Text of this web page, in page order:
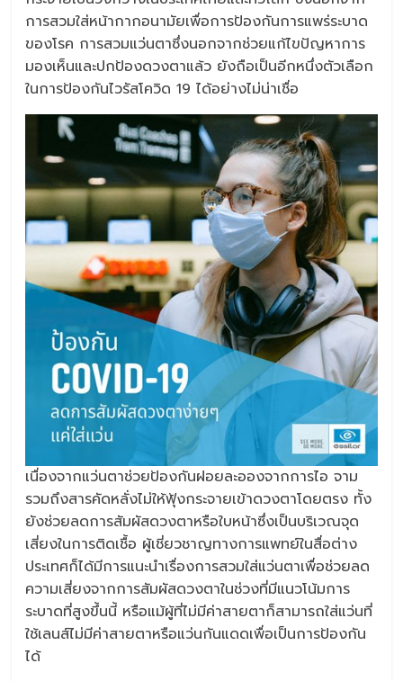
การสวมใส่หน้ากากอนามัยเพื่อการป้องกันการแพร่ระบาด
ของโรค การสวมแว่นตาซึ่งนอกจากช่วยแก้ไขปัญหาการ
มองเห็นและปกป้องดวงตาแล้ว ยังถือเป็นอีกหนึ่งตัวเลือก
ในการป้องกันไวรัสโควิด 19 ได้อย่างไม่น่าเชื่อ
เนื่องจากแว่นตาช่วยป้องกันฝอยละอองจากการไอ จาม
รวมถึงสารคัดหลั่งไม่ให้ฟุ้งกระจายเข้าดวงตาโดยตรง ทั้ง
ยังช่วยลดการสัมผัสดวงตาหรือใบหน้าซึ่งเป็นบริเวณจุด
เสี่ยงในการติดเชื้อ ผู้เชี่ยวชาญทางการแพทย์ในสื่อต่าง
ประเทศก็ได้มีการแนะนำเรื่องการสวมใส่แว่นตาเพื่อช่วยลด
ความเสี่ยงจากการสัมผัสดวงตาในช่วงที่มีแนวโน้มการ
ระบาดที่สูงขึ้นนี้ หรือแม้ผู้ที่ไม่มีค่าสายตาก็สามารถใส่แว่นที่
ใช้เลนส์ไม่มีค่าสายตาหรือแว่นกันแดดเพื่อเป็นการป้องกัน
ได้